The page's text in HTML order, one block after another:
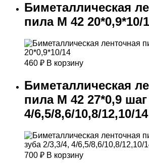
Биметаллическая
пила М 42 20*0,9*10/
460 ₽ В корзину
Биметаллическая
пила М 42 27*0,9 шаг
4/6,5/8,6/10,8/12,10/14
700 ₽ В корзину